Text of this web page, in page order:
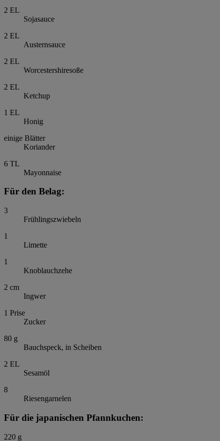
2 EL
Sojasauce
2 EL
Austernsauce
2 EL
Worcestershiresoße
2 EL
Ketchup
1 EL
Honig
einige Blätter
Koriander
6 TL
Mayonnaise
Für den Belag:
3
Frühlingszwiebeln
1
Limette
1
Knoblauchzehe
2 cm
Ingwer
1 Prise
Zucker
80 g
Bauchspeck, in Scheiben
2 EL
Sesamöl
8
Riesengarnelen
Für die japanischen Pfannkuchen:
220 g